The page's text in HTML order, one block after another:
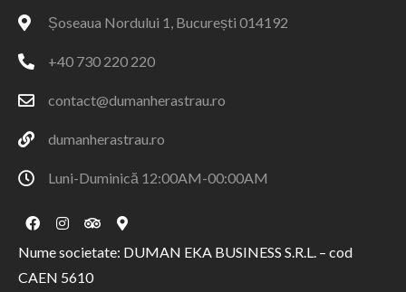
Șoseaua Nordului 1, București 014192
+40 730 220 220
contact@dumanherastrau.ro
dumanherastrau.ro
Luni-Duminică 12:00AM-00:00AM
Nume societate: DUMAN EKA BUSINESS S.R.L. – cod
CAEN 5610